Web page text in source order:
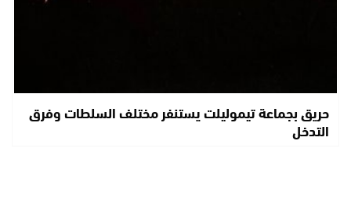
حريق بجماعة تيموليلت يستنفر مختلف السلطات وفرق
التدخل